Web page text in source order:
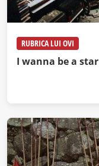
RUBRICA LUI OVI
I wanna be a star